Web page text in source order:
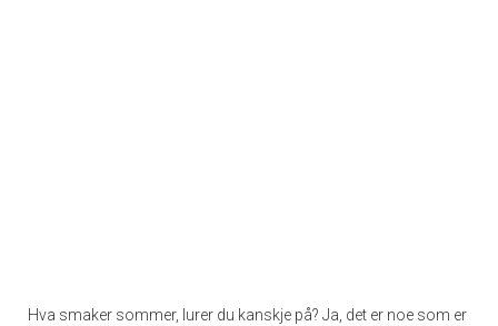
Hva smaker sommer, lurer du kanskje på? Ja, det er noe som er